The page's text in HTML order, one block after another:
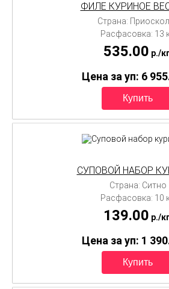
ФИЛЕ КУРИНОЕ
Страна:
Расфасовка: 13
535.00 p./
Цена за уп: 6
СУПОВОЙ НАБОР
Страна: Ситно
Расфасовка: 10
139.00 p./
Цена за уп: 1